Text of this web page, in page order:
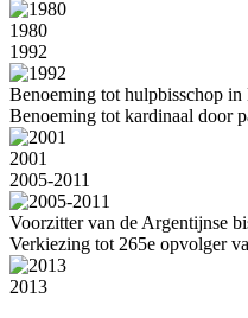
1980
1992
Benoeming tot hulpbisschop
Benoeming tot kardinaal door
2001
2005-2011
Voorzitter van de Argentijnse
Verkiezing tot 265e opvolger
2013